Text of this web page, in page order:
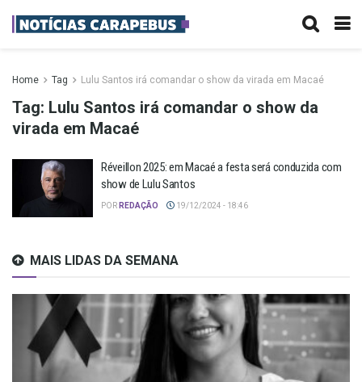
Home Tag Lulu Santos irá comandar o show da virada em Macaé
Tag: Lulu Santos irá comandar o show da
virada em Macaé
Réveillon 2025: em Macaé a festa será conduzida com
show de Lulu Santos
POR REDAÇÃO 19/12/2024 - 18:46
MAIS LIDAS DA SEMANA